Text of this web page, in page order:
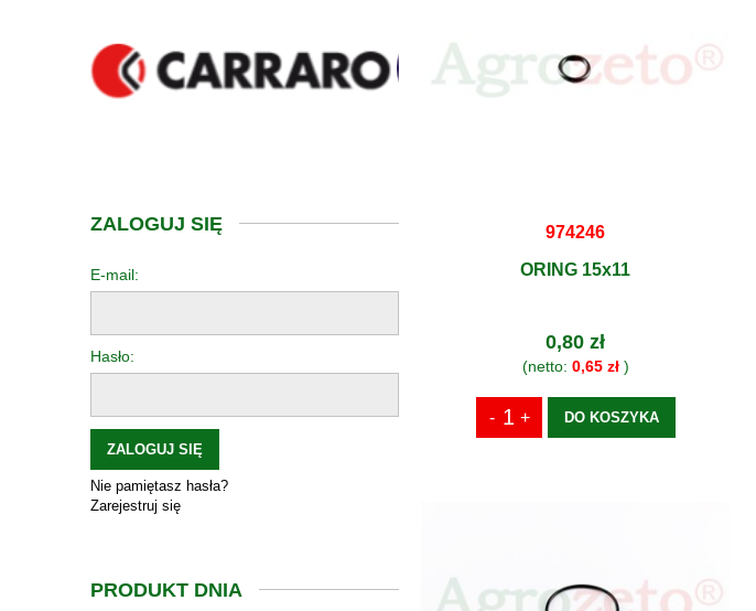
ZALOGUJ SIĘ
E-mail:
Hasło:
ZALOGUJ SIĘ
Nie pamiętasz hasła?
Zarejestruj się
PRODUKT DNIA
974246
ORING 15x11
0,80 zł
(netto: 0,65 zł)
DO KOSZYKA